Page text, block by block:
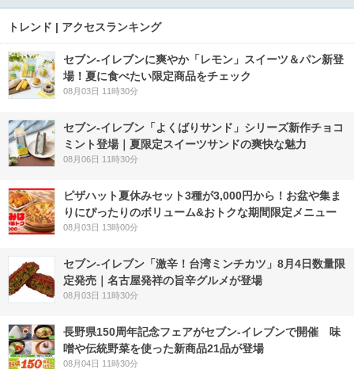
トレンド | アクセスランキング
セブン‐イレブンに爽やか「レモン」スイーツ＆パン新登
場！夏に食べたい限定商品をチェック
08月03日 11時30分
セブン‐イレブン「よくばりサンド」シリーズ新作チョコ
ミント登場｜夏限定スイーツサンドの爽快な魅力
08月06日 11時30分
ピザハット夏休みセット3種が3,000円から！お盆や集ま
りにぴったりのボリューム&おトクな期間限定メニュー
08月03日 13時00分
セブン-イレブン「激辛！台湾ミンチカツ」8月4日数量限
定発売｜名古屋発祥の旨辛グルメが登場
08月03日 11時30分
長野県150周年記念フェアがセブン-イレブンで開催 味
噌や伝統野菜を使った新商品21品が登場
08月04日 11時30分